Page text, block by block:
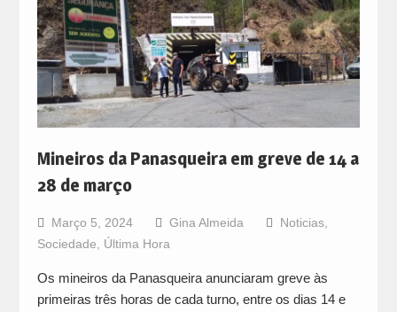
Mineiros da Panasqueira em greve de 14 a
28 de março
Março 5, 2024 Gina Almeida Noticias,
Sociedade, Última Hora
Os mineiros da Panasqueira anunciaram greve às
primeiras três horas de cada turno, entre os dias 14 e